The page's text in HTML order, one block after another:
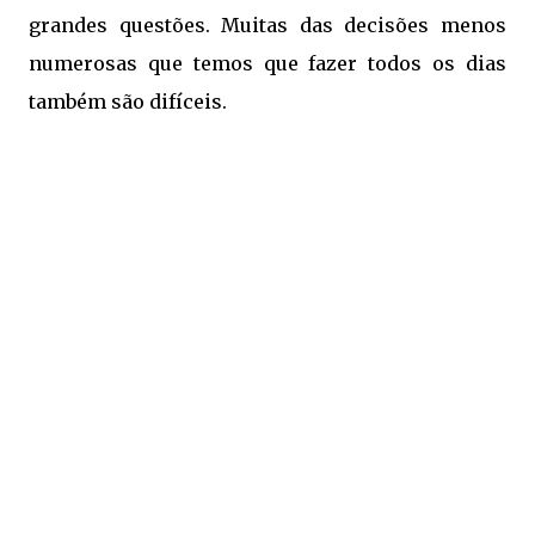
grandes questões. Muitas das decisões menos
numerosas que temos que fazer todos os dias
também são difíceis.